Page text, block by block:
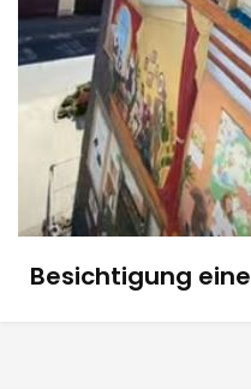
Besichtigung